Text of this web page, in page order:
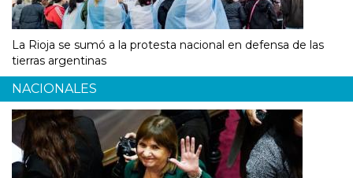
La Rioja se sumó a la protesta nacional en defensa de las
tierras argentinas
NACIONALES